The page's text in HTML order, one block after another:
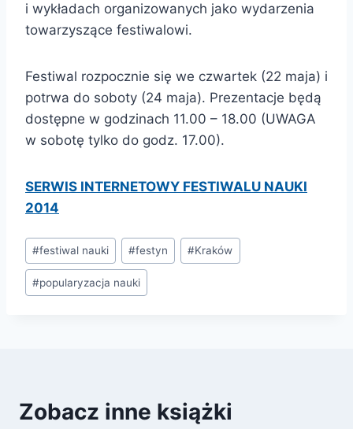
i wykładach organizowanych jako wydarzenia
towarzyszące festiwalowi.
Festiwal rozpocznie się we czwartek (22 maja) i
potrwa do soboty (24 maja). Prezentacje będą
dostępne w godzinach 11.00 – 18.00 (UWAGA
w sobotę tylko do godz. 17.00).
SERWIS INTERNETOWY FESTIWALU NAUKI
2014
Tagi
wpisu:
#festiwal nauki #festyn #Kraków
#popularyzacja nauki
Zobacz inne książki